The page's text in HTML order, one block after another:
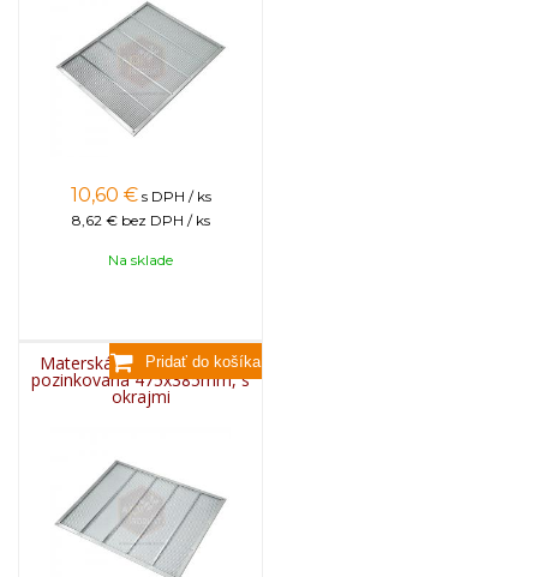
10,60 € s DPH / ks
8,62 € bez DPH / ks
Na sklade
Materská mriežka BEE US
pozinkovaná 475x385mm, s
okrajmi